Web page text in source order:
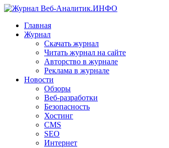
Главная
Журнал
Скачать журнал
Читать журнал на сайте
Авторство в журнале
Реклама в журнале
Новости
Обзоры
Веб-разработки
Безопасность
Хостинг
CMS
SEO
Интернет